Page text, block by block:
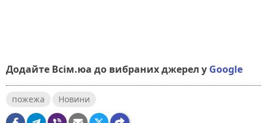
Додайте Всім.юа до вибраних джерел у Google
пожежа Новини